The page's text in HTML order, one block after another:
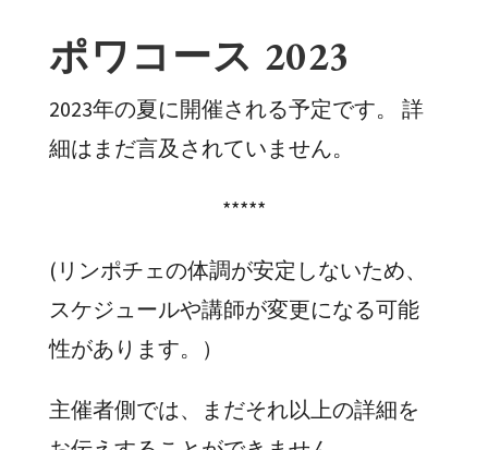
ポワコース 2023
2023年の夏に開催される予定です。 詳
細はまだ言及されていません。
*****
(リンポチェの体調が安定しないため、
スケジュールや講師が変更になる可能
性があります。）
主催者側では、まだそれ以上の詳細を